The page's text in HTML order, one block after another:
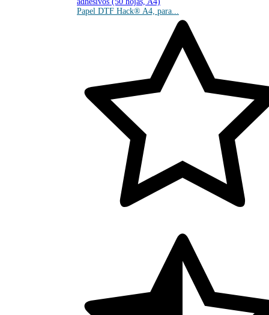
Papel DTF Hack® A4, para...